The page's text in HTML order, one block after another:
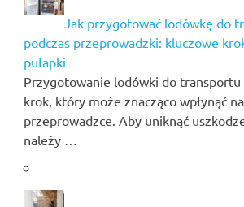
Jak przygotować lodówkę do
podczas przeprowadzki: kluczowe
pułapki
Przygotowanie lodówki do
krok, który może znacząco wpłynąć
przeprowadzce. Aby uniknąć
należy …